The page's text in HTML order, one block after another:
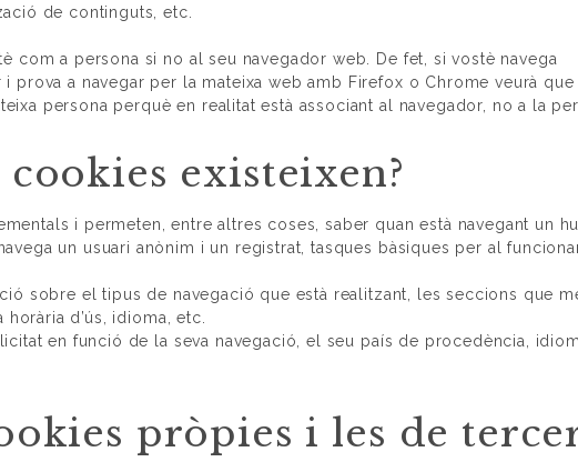
de continguts, etc.
com a persona si no al seu navegador web. De fet, si vostè navega
prova a navegar per la mateixa web amb Firefox o Chrome veurà que
persona perquè en realitat està associant al navegador, no a la
existeixen?
i permeten, entre altres coses, saber quan està navegant un
un usuari anònim i un registrat, tasques bàsiques per al
sobre el tipus de navegació que està realitzant, les seccions que
d’ús, idioma, etc.
en funció de la seva navegació, el seu país de procedència,
pròpies i les de